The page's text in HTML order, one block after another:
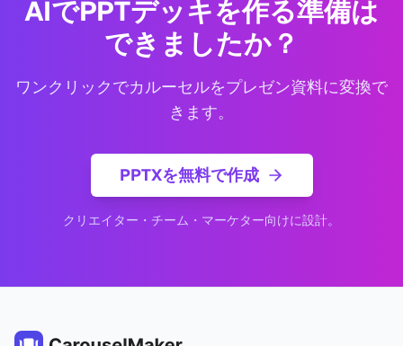
AIでPPTデッキを作る準備は
できましたか？
ワンクリックでカルーセルをプレゼン資料に変換で
きます。
PPTXを無料で作成
クリエイター・チーム・マーケター向けに設計。